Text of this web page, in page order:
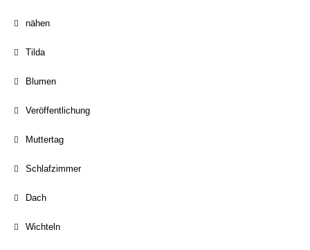
nähen
Tilda
Blumen
Veröffentlichung
Muttertag
Schlafzimmer
Dach
Wichteln